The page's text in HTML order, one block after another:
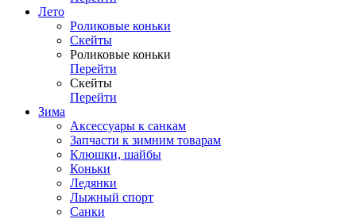
Лето
Роликовые коньки
Скейты
Роликовые коньки
Перейти
Скейты
Перейти
Зима
Аксессуары к санкам
Запчасти к зимним товарам
Клюшки, шайбы
Коньки
Ледянки
Лыжный спорт
Санки